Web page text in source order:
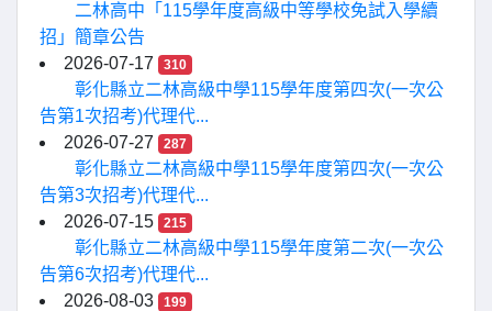
二林高中「115學年度高級中等學校免試入學續
招」簡章公告
2026-07-17
310
彰化縣立二林高級中學115學年度第四次(一次公
告第1次招考)代理代...
2026-07-27
287
彰化縣立二林高級中學115學年度第四次(一次公
告第3次招考)代理代...
2026-07-15
215
彰化縣立二林高級中學115學年度第二次(一次公
告第6次招考)代理代...
2026-08-03
199